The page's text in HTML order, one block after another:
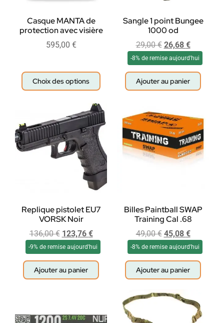
Casque MANTA de
protection avec visière
595,00 €
Choix des options
Sangle 1 point Bungee
1000 od
29,00€ 26,68 €
-8% de remise aujourd'hui
Ajouter au panier
Replique pistolet EU7
VORSK Noir
136,00€ 123,76 €
-9% de remise aujourd'hui
Ajouter au panier
Billes Paintball SWAP
Training Cal .68
49,00€ 45,08 €
-8% de remise aujourd'hui
Ajouter au panier